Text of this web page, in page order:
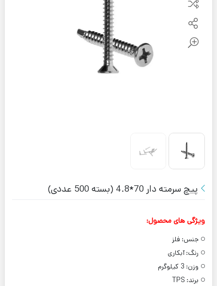
پیچ سرمته دار 70*4.8 (بسته 500 عددی)
ویژگی های محصول:
جنس: فلز
رنگ: آبکاری
وزن: 3 کیلوگرم
برند: TPS